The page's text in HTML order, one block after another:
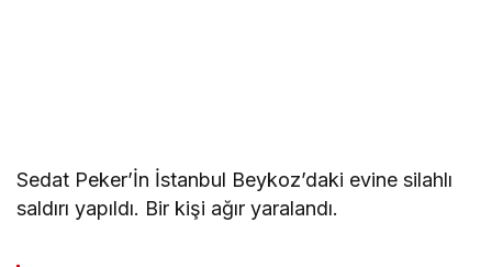
Sedat Peker’İn İstanbul Beykoz’daki evine silahlı
saldırı yapıldı. Bir kişi ağır yaralandı.